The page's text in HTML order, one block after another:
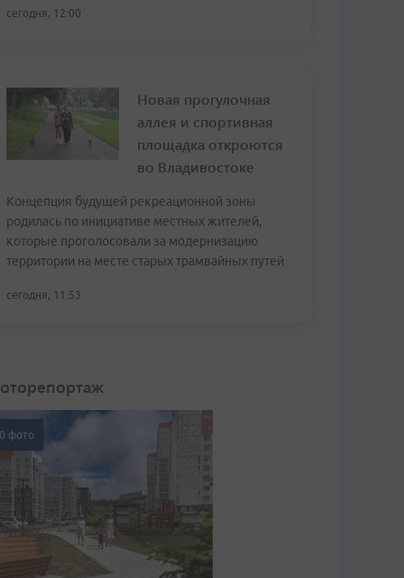
сегодня, 12:00
Новая прогулочная
аллея и спортивная
площадка откроются
во Владивостоке
Концепция будущей рекреационной зоны
родилась по инициативе местных жителей,
которые проголосовали за модернизацию
территории на месте старых трамвайных путей
сегодня, 11:53
фото